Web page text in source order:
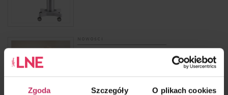
Zgoda Szczegóły O plikach cookies
NOWOŚCI